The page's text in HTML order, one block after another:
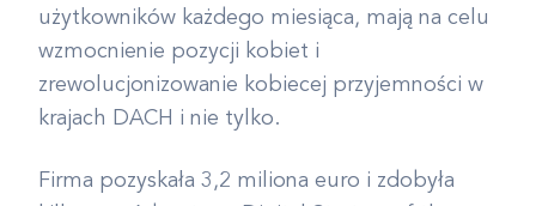
użytkowników każdego miesiąca, mają na celu
wzmocnienie pozycji kobiet i
zrewolucjonizowanie kobiecej przyjemności w
krajach DACH i nie tylko.
Firma pozyskała 3,2 miliona euro i zdobyła